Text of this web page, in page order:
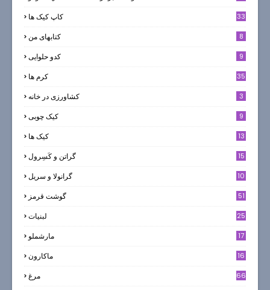
کاپ کیک ها 33
کتابهای من 8
کدو حلوایی 9
کرم ها 35
کشاورزی در خانه 3
کیک چوبی 9
کیک ها
13
گراتن و كَسِرول 15
گرانولا و سريل 10
گوشت قرمز 51
لبنيات 25
مارشملو 17
ماکارون 16
مرغ 66